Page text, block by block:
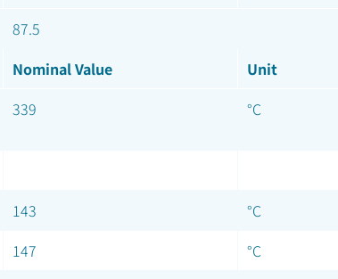
87.5
Nominal Value Unit
339 °C
143
°C
147
°C